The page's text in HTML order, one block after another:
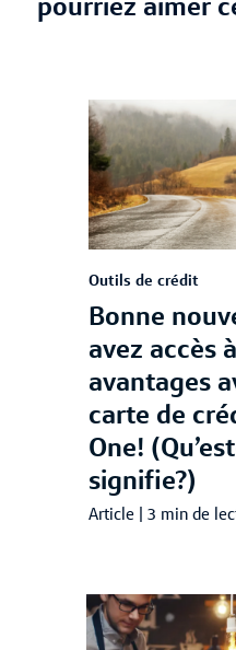
pourriez aimer
Outils de crédit
Bonne
avez accès
avantages
carte de
One!
signifie?)
Des avantages qui
Article 3 min de